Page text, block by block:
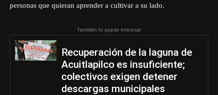
personas que quieran aprender a cultivar a su lado.
También te puede interesar
Recuperación de la laguna de
Acuitlapilco es insuficiente;
colectivos exigen detener
descargas municipales